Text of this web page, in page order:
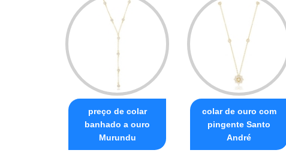
preço de colar
banhado a ouro
Murundu
colar de ouro com
pingente Santo
André